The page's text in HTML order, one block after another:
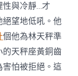
性與冷靜…才
望地低吼。他
個他為林天秤準
天秤座黃銅齒
怕被拒絕。這